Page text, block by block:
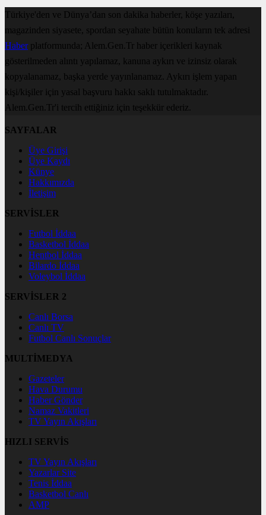
Türkiye'den ve Dünya’dan son dakika haberler, köşe yazıları,
magazinden siyasete, spordan seyahate bütün konuların tek adresi
Haberplatformunda; Alem.Gen.Tr haber içerikleri kaynak
gösterilmeden alıntı yapılamaz, kanuna aykırı ve izinsiz olarak
kopyalanamaz, başka yerde yayınlanamaz. Aykırı işlem yapan
kişi/kişiler için yasal başvuru hakkı saklı tutulmaktadır.
Alem.Gen.Tr'i tercih ettiğiniz için teşekkür ederiz.
SAYFALAR
Üye Girişi
Üye Kaydı
Künye
Hakkımızda
İletişim
SERVİSLER
Futbol İddaa
Basketbol İddaa
Hentbol İddaa
Bilardo İddaa
Voleybol İddaa
SERVİSLER 2
Canlı Borsa
Canlı TV
Futbol Canlı Sonuçlar
MULTİMEDYA
Gazeteler
Hava Durumu
Haber Gönder
Namaz Vakitleri
TV Yayın Akışları
HIZLI SERVİS
TV Yayın Akışları
Yazarlar Site
Tenis İddaa
Basketbol Canlı
AMP